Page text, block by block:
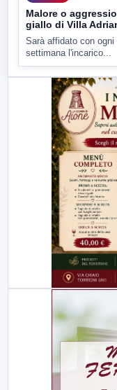
Malore o
giallo di Villa
Sarà affidato con
settimana l'incarico...